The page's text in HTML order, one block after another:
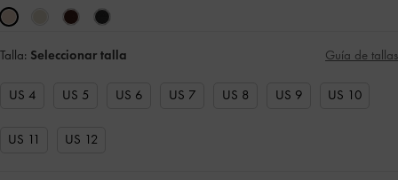
Talla: Seleccionar talla Guía de tallas
US 4 US 5 US 6 US 7 US 8 US 9 US 10
US 11 US 12